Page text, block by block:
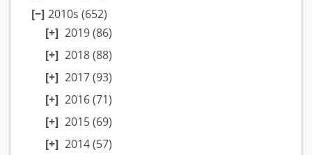
2010s (652)
2019(86)
2018(88)
2017(93)
2016(71)
2015(69)
2014(57)